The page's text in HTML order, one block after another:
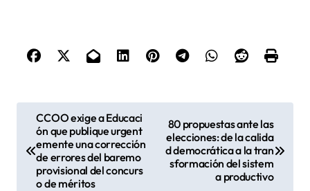
CCOO exige a Educaci
ón que publique urgent
emente una corrección
de errores del baremo
provisional del concurs
o de méritos
80 propuestas ante las
elecciones: de la calida
d democrática a la tran
sformación del sistem
a productivo